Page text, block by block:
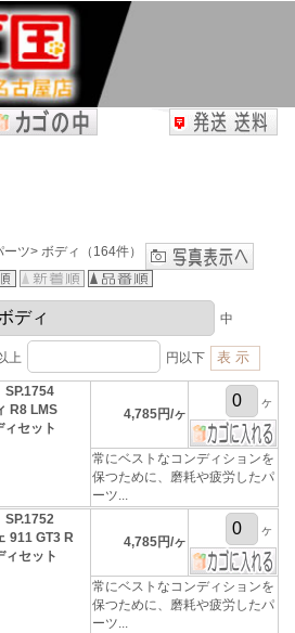
ーツ> ボディ（164件）
中
上 円以下
R8 LMS
セット
4,785円/ヶ
ヶ
常にベストなコンディションを
保つために、磨耗や疲労したパ
ーツ...
911 GT3 R
ィセット
4,785円/ヶ
ヶ
常にベストなコンディションを
保つために、磨耗や疲労したパ
ーツ...